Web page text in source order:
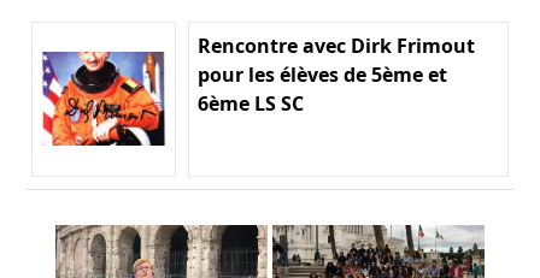
Rencontre avec Dirk Frimout
pour les élèves de 5ème et
6ème LS SC